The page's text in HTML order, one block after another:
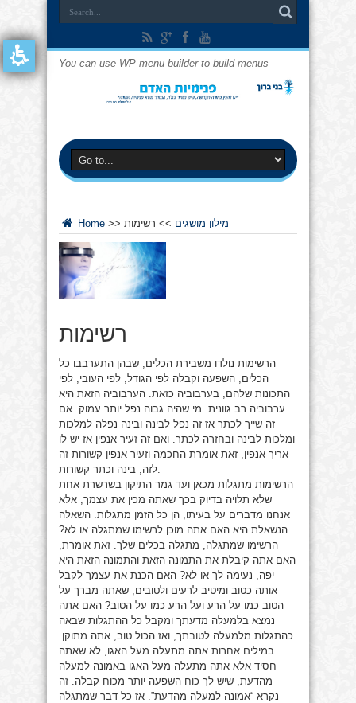
You can use WP menu builder to build menus
Home >> מילון מושגים >> רשימות
רשימות
הרשימות נולדו משבירת הכלים, שבהן התערבבו כל
הכלים, השפעה וקבלה לפי הגודל, לפי העובי, לפי
התכונות שלהם, בערבוביה כזאת. הערבוביה הזאת היא
ערבוביה רב גוונית. מי שהיה גבוה נפל יותר עמוק. אם
זה שייך לכתר אז זה נפל לבינה ובינה נפלה למלכות
ומלכות לבינה ובחזרה לכתר. ואם זה זעיר אנפין אז יש לו
אריך אנפין, זאת אומרת החכמה וזעיר אנפין קשורות זה
הרשימות מתגלות מכאן ועד גמר התיקון בשרשרת אחת
שלא תלויה בדיוק בכך שאתה מכין את עצמך, אלא
אנחנו מדברים על בעיתו, הן כל הזמן מתגלות. השאלה
הנשאלת היא האם אתה מוכן לרשימו שמתגלה או לא?
הרשימו שמתגלה, מתגלה בכלים שלך. זאת אומרת,
האם אתה קיבלת את התמונה הזאת והתמונה הזאת היא
יפה, נעימה לך או לא? האם הכנת את עצמך לקבל
אותה כטוב ומיטיב לרעים ולטובים, שאתה מברך על
הטוב כמו על הרע ועל הרע כמו על הטוב? האם אתה
נמצא בלמעלה מדעתך ומקבל כל ההתגלות שבאה
כהתגלות מלמעלה לטובתך, ואז הכול טוב, אתה מתוקן.
במילים אחרות אתה מתעלה מעל האגו, לא שאתה
חסיד אלא אתה מתעלה מעל האגו באמונה למעלה
מהדעת, שיש לך כוח השפעה יותר מכוח קבלה. זה
נקרא “אמונה למעלה מהדעת”. אז כל דבר שמתגלה